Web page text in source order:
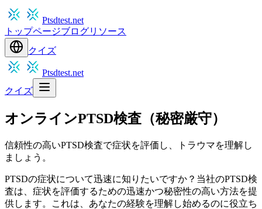
Ptsdtest.net
トップページブログリソース
クイズ
Ptsdtest.net
クイズ
オンラインPTSD検査（秘密厳守）
信頼性の高いPTSD検査で症状を評価し、トラウマを理解し
ましょう。
PTSDの症状について迅速に知りたいですか？当社のPTSD検
査は、症状を評価するための迅速かつ秘密性の高い方法を提
供します。これは、あなたの経験を理解し始めるのに役立ち